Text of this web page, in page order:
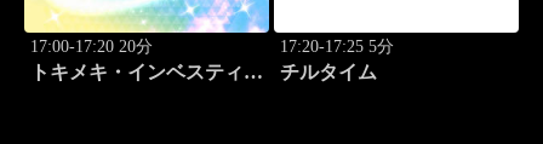
17:00-17:20 20分
トキメキ・インベスティン
17:20-17:25 5分
チルタイム